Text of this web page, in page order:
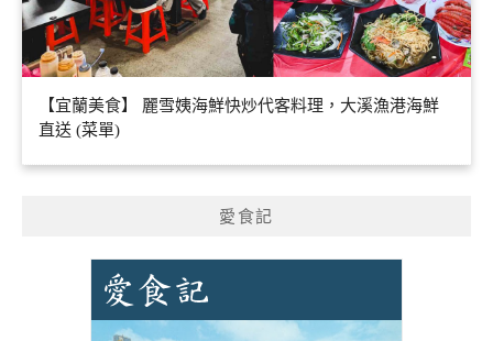
【宜蘭美食】 麗雪姨海鮮快炒代客料理，大溪漁港海鮮
直送 (菜單)
愛食記